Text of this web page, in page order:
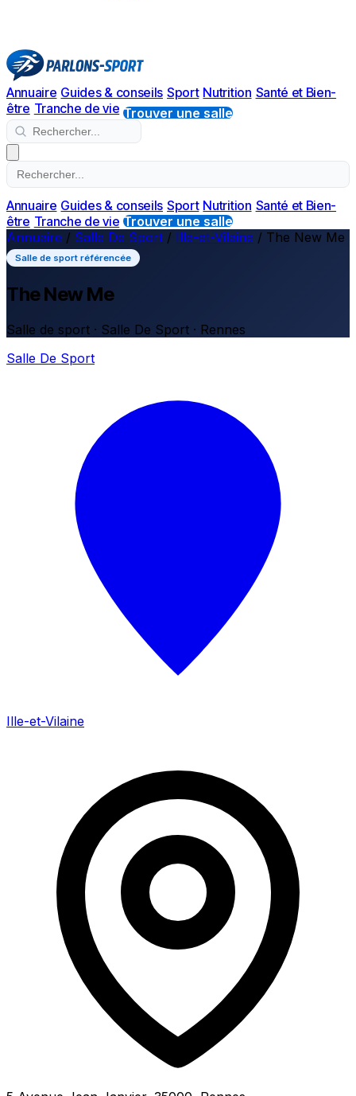
Annuaire Guides & conseils Sport Nutrition Santé et Bien-
être Tranche de vie Trouver une salle
Annuaire Guides & conseils Sport Nutrition Santé et Bien-
être Tranche de vie Trouver une salle
Annuaire / Salle De Sport / Ille-et-Vilaine / The New Me
Salle de sport référencée
The New Me
Salle de sport · Salle De Sport · Rennes
Salle De Sport
Ille-et-Vilaine